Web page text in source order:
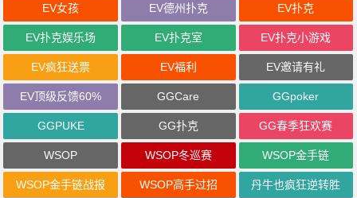
EV女孩 EV德州扑克 EV扑克
EV扑克娱乐场 EV扑克室 EV扑克小游戏
EV疯狂送票 EV福利 EV邀请有礼
EV顶级反馈60% GGCare GGpoker
GGPUKE GG扑克 GG春季狂欢赛
WSOP WSOP冬巡赛 WSOP金手链
WSOP金手链战报 WSOP高手过招 丹牛也疯狂逆转胜